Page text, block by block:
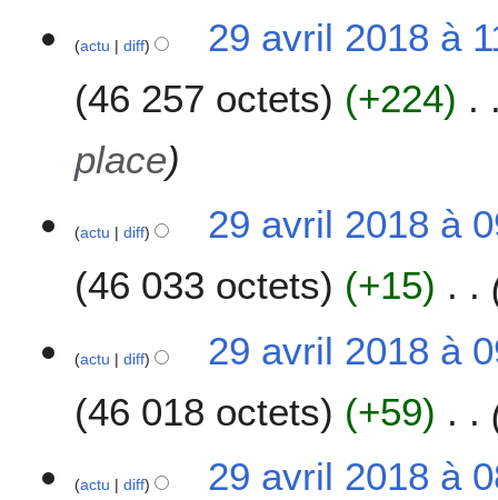
actu diff
29 avril 2018 à
46 257 octets
+224
place
actu diff
29 avril 2018 à
46 033 octets
+15
actu diff
29 avril 2018 à
46 018 octets
+59
actu diff 29 avril 2018 à